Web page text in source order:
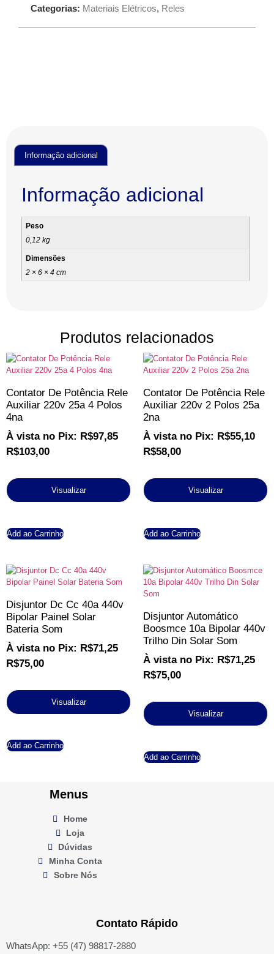
Categorias: Materiais Elétricos, Reles
Informação adicional
Informação adicional
Peso
0,12 kg
Dimensões
2 × 6 × 4 cm
Produtos relacionados
Contator De Potência Rele
Auxiliar 220v 25a 4 Polos
4na
À vista no Pix: R$97,85
R$103,00
Visualizar
Add ao Carrinho
Contator De Potência Rele
Auxiliar 220v 2 Polos 25a
2na
À vista no Pix: R$55,10
R$58,00
Visualizar
Add ao Carrinho
Disjuntor Dc Cc 40a 440v
Bipolar Painel Solar
Bateria Som
À vista no Pix: R$71,25
R$75,00
Visualizar
Add ao Carrinho
Disjuntor Automático
Boosmce 10a Bipolar 440v
Trilho Din Solar Som
À vista no Pix: R$71,25
R$75,00
Visualizar
Add ao Carrinho
Menus
Home
Loja
Dúvidas
Minha Conta
Sobre Nós
Contato Rápido
WhatsApp: +55 (47) 98817-2880